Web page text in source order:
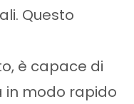
Questo
è capace di
modo rapido